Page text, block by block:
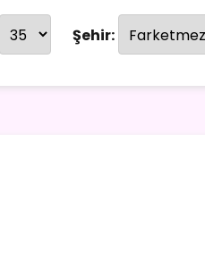
Şehir: